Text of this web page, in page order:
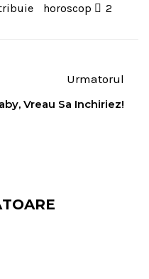
horoscop 2
Urmatorul
Vreau Sa Inchiriez!